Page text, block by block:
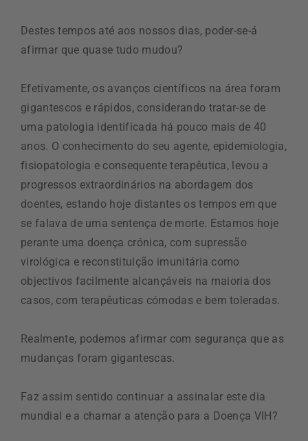
Destes tempos até aos nossos dias, poder-se-á
afirmar que quase tudo mudou?
Efetivamente, os avanços científicos na área foram
gigantescos e rápidos, considerando tratar-se de
uma patologia identificada há pouco mais de 40
anos. O conhecimento do seu agente, epidemiologia,
fisiopatologia e consequente terapêutica, levou a
progressos extraordinários na abordagem dos
doentes, estando hoje distantes os tempos em que
se falava de uma sentença de morte. Estamos hoje
perante uma doença crónica, com supressão
virológica e reconstituição imunitária como
objectivos facilmente alcançáveis na maioria dos
casos, com terapêuticas cómodas e bem toleradas.
Realmente, podemos afirmar com segurança que as
mudanças foram gigantescas.
Faz assim sentido continuar a assinalar este dia
mundial e a chamar a atenção para a Doença VIH?